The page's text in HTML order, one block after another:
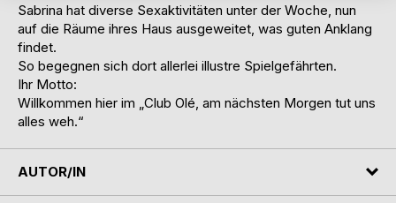
Sabrina hat diverse Sexaktivitäten unter der Woche, nun
auf die Räume ihres Haus ausgeweitet, was guten Anklang
findet.
So begegnen sich dort allerlei illustre Spielgefährten.
Ihr Motto:
Willkommen hier im „Club Olé, am nächsten Morgen tut uns
alles weh.“
AUTOR/IN